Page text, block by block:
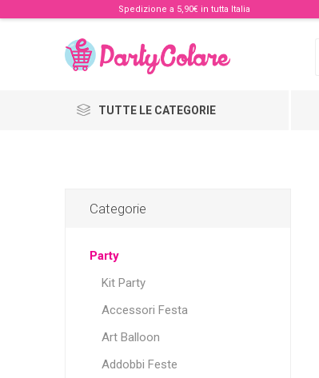
Spedizione a 5,90€ in tutta Italia
TUTTE LE CATEGORIE
Categorie
Party
Kit Party
Accessori Festa
Art Balloon
Addobbi Feste